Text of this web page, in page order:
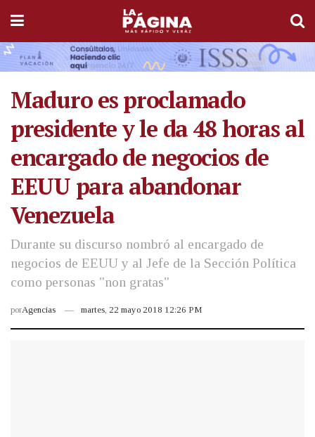
Maduro es proclamado
presidente y le da 48 horas al
encargado de negocios de
EEUU para abandonar
Venezuela
Durante su discurso nombró al encargado de
negocios de EEUU y al Jefe de la Sección Política
como personas "non gratas"
porAgencias martes, 22 mayo 2018 12:26 PM